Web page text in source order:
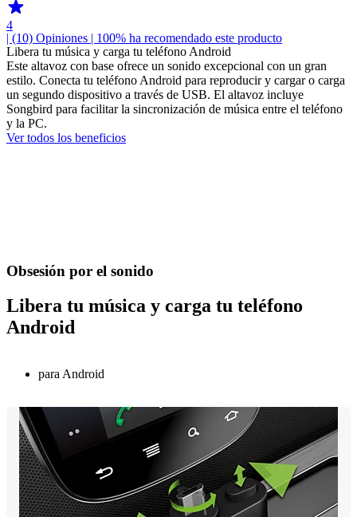
4
| (10) Opiniones | 100% ha recomendado este producto
Libera tu música y carga tu teléfono Android
Este altavoz con base ofrece un sonido excepcional con un gran
estilo. Conecta tu teléfono Android para reproducir y cargar o carga
un segundo dispositivo a través de USB. El altavoz incluye
Songbird para facilitar la sincronización de música entre el teléfono
y la PC.
Ver todos los beneficios
Obsesión por el sonido
Libera tu música y carga tu teléfono
Android
para Android